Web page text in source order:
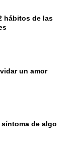
hábitos de las
un amor
de algo